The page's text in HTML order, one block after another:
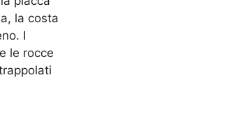
la costa
I
le rocce